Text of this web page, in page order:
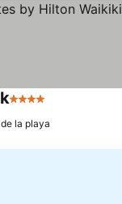
4 Estrellas
la playa